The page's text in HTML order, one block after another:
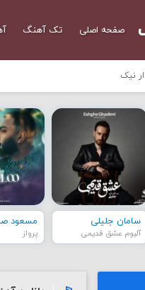
صفحه اصلی تک آهنگ
نیک
سامان جلیلی
آلبوم عشق قدیمی
مسعود
پرواز